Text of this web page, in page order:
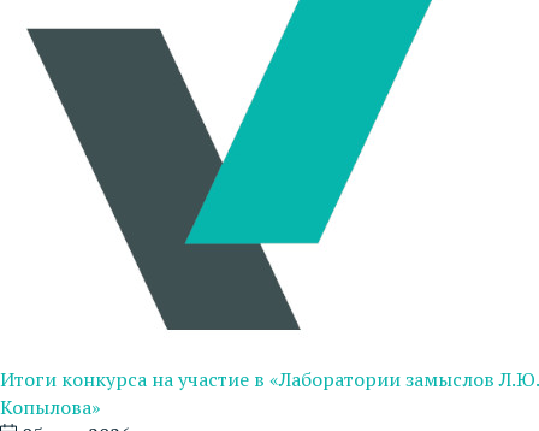
Итоги конкурса на участие в «Лаборатории замыслов Л.Ю.
Копылова»